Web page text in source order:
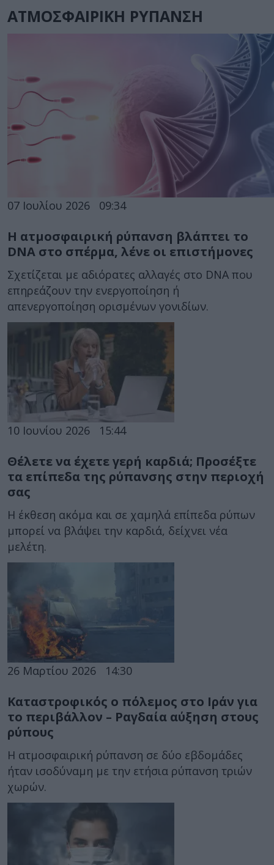
ΑΤΜΟΣΦΑΙΡΙΚΗ ΡΥΠΑΝΣΗ
07 Ιουλίου 2026 09:34
Η ατμοσφαιρική ρύπανση βλάπτει το
DNA στο σπέρμα, λένε οι επιστήμονες
Σχετίζεται με αδιόρατες αλλαγές στο DNA που
επηρεάζουν την ενεργοποίηση ή
απενεργοποίηση ορισμένων γονιδίων.
10 Ιουνίου 2026 15:44
Θέλετε να έχετε γερή καρδιά; Προσέξτε
τα επίπεδα της ρύπανσης στην περιοχή
σας
Η έκθεση ακόμα και σε χαμηλά επίπεδα ρύπων
μπορεί να βλάψει την καρδιά, δείχνει νέα
μελέτη.
26 Μαρτίου 2026 14:30
Καταστροφικός ο πόλεμος στο Ιράν για
το περιβάλλον – Ραγδαία αύξηση στους
ρύπους
Η ατμοσφαιρική ρύπανση σε δύο εβδομάδες
ήταν ισοδύναμη με την ετήσια ρύπανση τριών
χωρών.